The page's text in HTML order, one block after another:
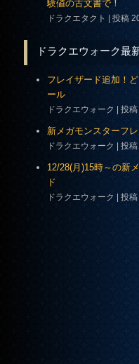
験値の古文書で！
ドラクエタクト 投稿
ドラクエウォーク最
フレイザード追加！
ール
ドラクエウォーク 投
新メガモンスターフ
ドラクエウォーク 投
12/28(月)15時～の新
ド
ドラクエウォーク 投